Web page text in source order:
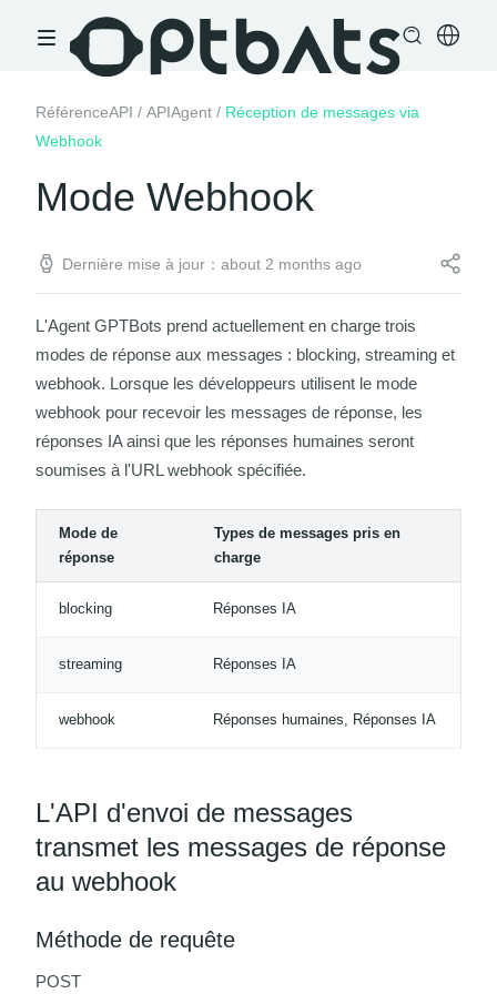
RéférenceAPI / APIAgent / Réception de messages via
Webhook
Mode Webhook
Dernière mise à jour：about 2 months ago
L'Agent GPTBots prend actuellement en charge trois
modes de réponse aux messages : blocking, streaming et
webhook. Lorsque les développeurs utilisent le mode
webhook pour recevoir les messages de réponse, les
réponses IAainsi que les réponses humaines seront
soumises à l'URL webhook spécifiée.
Mode de
réponse
Types de messages pris en
charge
blocking Réponses IA
streaming Réponses IA
webhook Réponses humaines, Réponses IA
L'API d'envoi de messages
transmet les messages de réponse
au webhook
Méthode de requête
POST